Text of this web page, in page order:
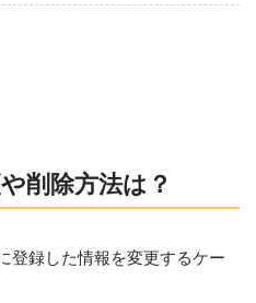
削除方法は？
登録した情報を変更するケー